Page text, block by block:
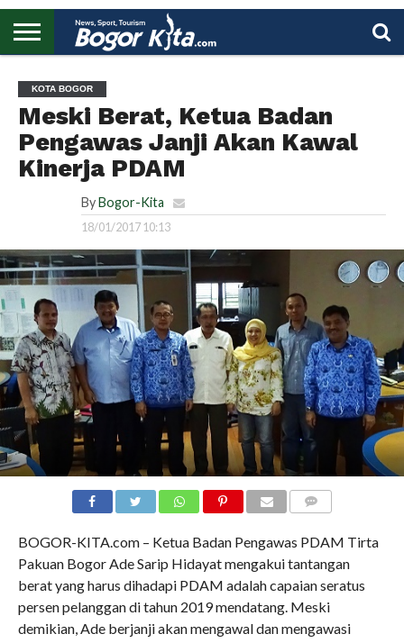
UTAMA
KOTA BOGOR
Meski Berat, Ketua Badan
Pengawas Janji Akan Kawal
Kinerja PDAM
By Bogor-Kita
18/01/2017 10:13
BOGOR-KITA.com – Ketua Badan Pengawas PDAM Tirta
Pakuan Bogor Ade Sarip Hidayat mengakui tantangan
berat yang harus dihadapi PDAM adalah capaian seratus
persen pelanggan di tahun 2019 mendatang. Meski
demikian, Ade berjanji akan mengawal dan mengawasi